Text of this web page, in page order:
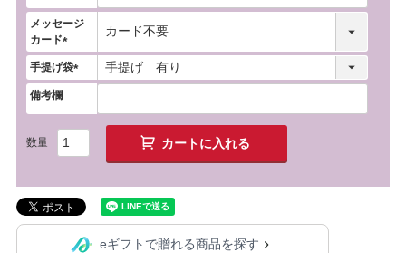
須
)
メッセージ
カード
(
必
須
手提げ袋
(
備考欄
カートに入れる
eギフトで贈れる商品を探す